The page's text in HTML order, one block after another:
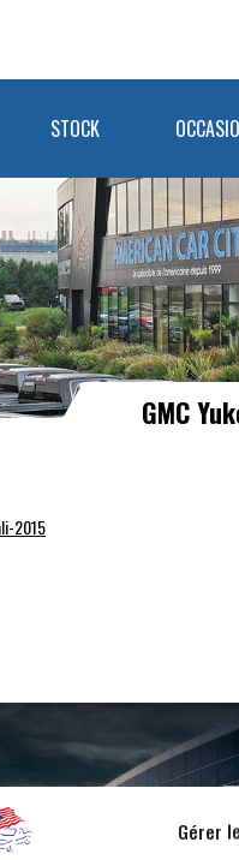
Gérer
STOCK
GMC
2015